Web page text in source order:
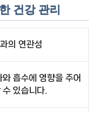
건강 관리
의 연관성
흡수에 영향을 주어
있습니다.